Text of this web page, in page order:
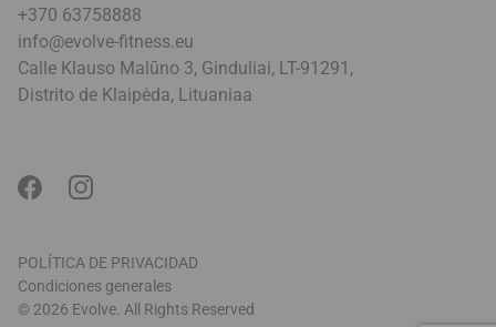
+370 63758888
info@evolve-fitness.eu
Calle Klauso Malūno 3, Ginduliai, LT-91291,
Distrito de Klaipėda, Lituaniaa
© 2026 Evolve. All Rights Reserved
POLÍTICA DE PRIVACIDAD
Condiciones generales